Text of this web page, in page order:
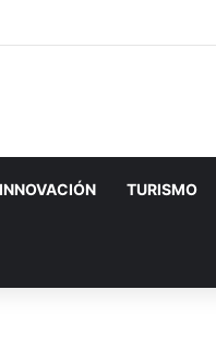
INNOVACIÓN TURISMO